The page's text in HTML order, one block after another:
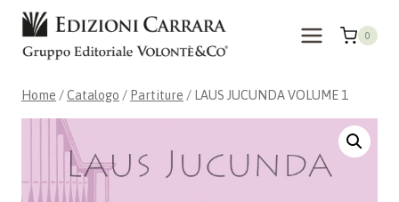
Salta
contenuto
0
Home /Catalogo / Partiture / LAUS JUCUNDA VOLUME 1